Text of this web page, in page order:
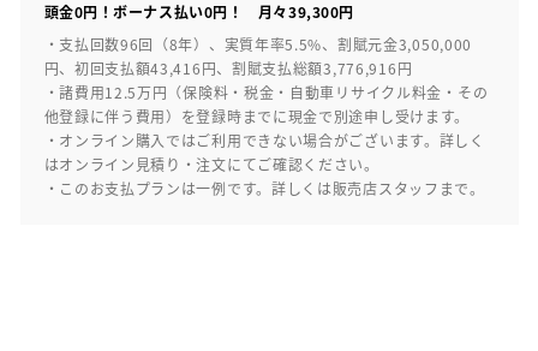
頭金0円！ボーナス払い0円！ 月々39,300円
・支払回数96回（8年）、実質年率5.5%、割賦元金3,050,000
円、初回支払額43,416円、割賦支払総額3,776,916円
・諸費用12.5万円（保険料・税金・自動車リサイクル料金・その
他登録に伴う費用）を登録時までに現金で別途申し受けます。
・オンライン購入ではご利用できない場合がございます。詳しく
はオンライン見積り・注文にてご確認ください。
・このお支払プランは一例です。詳しくは販売店スタッフまで。